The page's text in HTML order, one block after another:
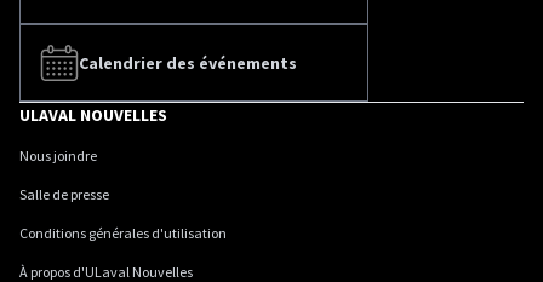
Calendrier des événements
ULAVAL NOUVELLES
Nous joindre
Salle de presse
Conditions générales d'utilisation
À propos d'ULaval Nouvelles